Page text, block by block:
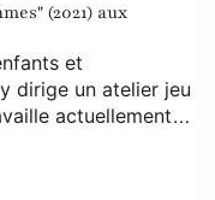
(2021) aux
et
y dirige un atelier jeu
actuellement
et le virtuel.